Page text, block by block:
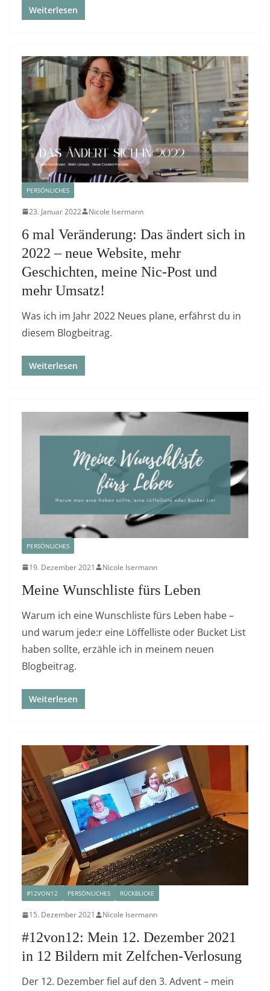
Weiterlesen
PERSÖNLICHES
23. Januar 2022 Nicole Isermann
6 mal Veränderung: Das ändert sich in
2022 – neue Website, mehr
Geschichten, meine Nic-Post und
mehr Umsatz!
Was ich im Jahr 2022 Neues plane, erfährst du in
diesem Blogbeitrag.
Weiterlesen
PERSÖNLICHES
19. Dezember 2021 Nicole Isermann
Meine Wunschliste fürs Leben
Warum ich eine Wunschliste fürs Leben habe –
und warum jede:r eine Löffelliste oder Bucket List
haben sollte, erzähle ich in meinem neuen
Blogbeitrag.
Weiterlesen
#12VON12 PERSÖNLICHES RÜCKBLICKE
15. Dezember 2021 Nicole Isermann
#12von12: Mein 12. Dezember 2021
in 12 Bildern mit Zelfchen-Verlosung
Der 12. Dezember fiel auf den 3. Advent – mein